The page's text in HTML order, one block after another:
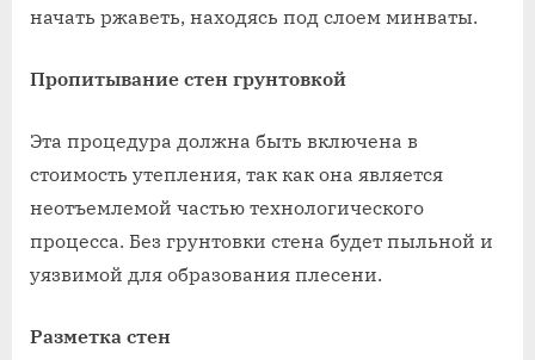
начать ржаветь, находясь под слоем минваты.
Пропитывание стен грунтовкой
Эта процедура должна быть включена в
стоимость утепления, так как она является
неотъемлемой частью технологического
процесса. Без грунтовки стена будет пыльной и
уязвимой для образования плесени.
Разметка стен